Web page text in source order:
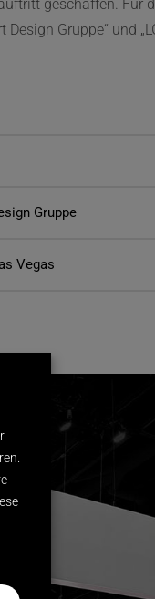
geschaffen. Für
Design Gruppe“ und
Gruppe
Vegas